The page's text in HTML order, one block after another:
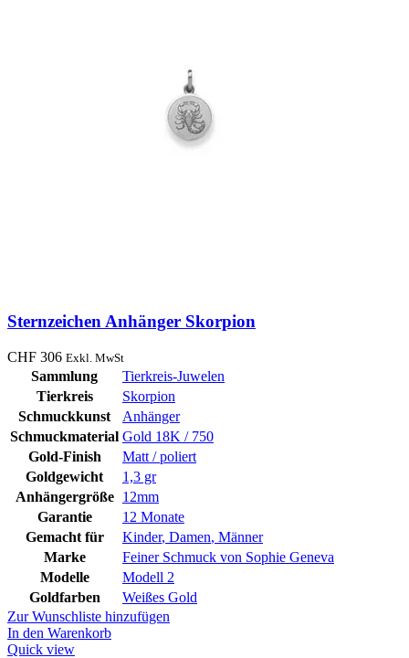
Sternzeichen Anhänger Skorpion
CHF 306 Exkl. MwSt
Sammlung
Tierkreis-Juwelen
Tierkreis
Skorpion
Schmuckkunst
Anhänger
Schmuckmaterial Gold 18K / 750
Gold-Finish
Matt / poliert
Goldgewicht
1,3 gr
Anhängergröße
12mm
Garantie
12 Monate
Gemacht für
Kinder, Damen, Männer
Marke
Feiner Schmuck von Sophie Geneva
Modelle
Modell 2
Goldfarben
Weißes Gold
Zur Wunschliste hinzufügen
In den Warenkorb
Quick view